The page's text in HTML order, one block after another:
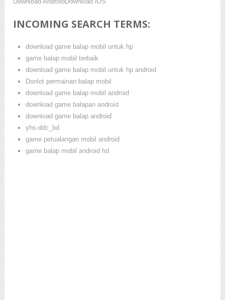
INCOMING SEARCH TERMS:
download game balap mobil untuk hp
game balap mobil terbaik
download game balap mobil untuk hp android
Donlot permainan balap mobil
download game balap mobil android
download game balapan android
download game balap android
yhs-ddc_bd
game petualangan mobil android
game balap mobil android hd